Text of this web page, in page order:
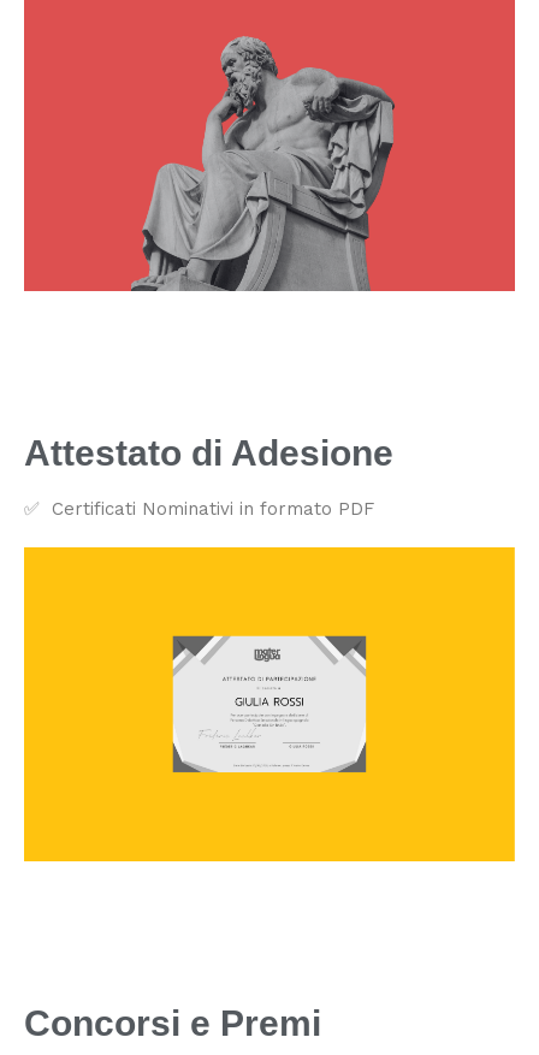
Attestato di Adesione
✅ Certificati Nominativi in formato PDF
Concorsi e Premi